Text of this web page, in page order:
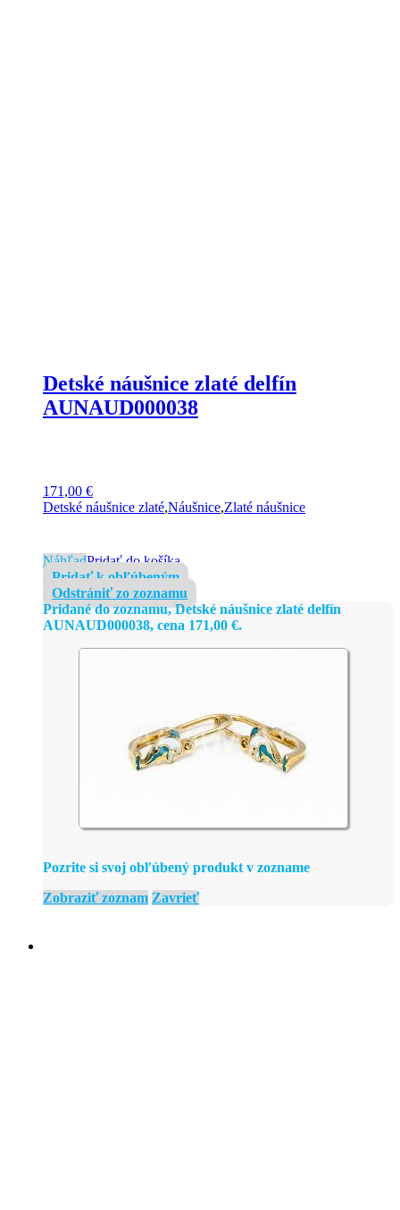
Detské náušnice zlaté delfín
AUNAUD000038
171,00 €
Detské náušnice zlaté,Náušnice,Zlaté náušnice
NáhľadPridať do košíka
Pridať k obľúbeným
Odstrániť zo zoznamu
Pridané do zoznamu, Detské náušnice zlaté delfín
AUNAUD000038, cena 171,00 €.
Pozrite si svoj obľúbený produkt v zozname
Zobraziť zoznam Zavrieť